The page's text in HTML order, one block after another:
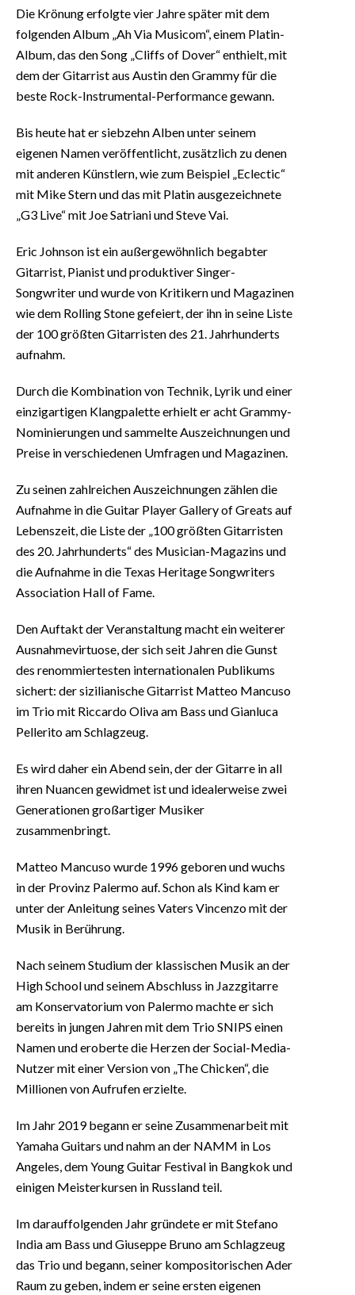
Die Krönung erfolgte vier Jahre später mit dem
folgenden Album „Ah Via Musicom“, einem Platin-
Album, das den Song „Cliffs of Dover“ enthielt, mit
dem der Gitarrist aus Austin den Grammy für die
beste Rock-Instrumental-Performance gewann.
Bis heute hat er siebzehn Alben unter seinem
eigenen Namen veröffentlicht, zusätzlich zu denen
mit anderen Künstlern, wie zum Beispiel „Eclectic“
mit Mike Stern und das mit Platin ausgezeichnete
„G3 Live“ mit Joe Satriani und Steve Vai.
Eric Johnson ist ein außergewöhnlich begabter
Gitarrist, Pianist und produktiver Singer-
Songwriter und wurde von Kritikern und Magazinen
wie dem Rolling Stone gefeiert, der ihn in seine Liste
der 100 größten Gitarristen des 21. Jahrhunderts
aufnahm.
Durch die Kombination von Technik, Lyrik und einer
einzigartigen Klangpalette erhielt er acht Grammy-
Nominierungen und sammelte Auszeichnungen und
Preise in verschiedenen Umfragen und Magazinen.
Zu seinen zahlreichen Auszeichnungen zählen die
Aufnahme in die Guitar Player Gallery of Greats auf
Lebenszeit, die Liste der „100 größten Gitarristen
des 20. Jahrhunderts“ des Musician-Magazins und
die Aufnahme in die Texas Heritage Songwriters
Association Hall of Fame.
Den Auftakt der Veranstaltung macht ein weiterer
Ausnahmevirtuose, der sich seit Jahren die Gunst
des renommiertesten internationalen Publikums
sichert: der sizilianische Gitarrist Matteo Mancuso
im Trio mit Riccardo Oliva am Bass und Gianluca
Pellerito am Schlagzeug.
Es wird daher ein Abend sein, der der Gitarre in all
ihren Nuancen gewidmet ist und idealerweise zwei
Generationen großartiger Musiker
zusammenbringt.
Matteo Mancuso wurde 1996 geboren und wuchs
in der Provinz Palermo auf. Schon als Kind kam er
unter der Anleitung seines Vaters Vincenzo mit der
Musik in Berührung.
Nach seinem Studium der klassischen Musik an der
High School und seinem Abschluss in Jazzgitarre
am Konservatorium von Palermo machte er sich
bereits in jungen Jahren mit dem Trio SNIPS einen
Namen und eroberte die Herzen der Social-Media-
Nutzer mit einer Version von „The Chicken“, die
Millionen von Aufrufen erzielte.
Im Jahr 2019 begann er seine Zusammenarbeit mit
Yamaha Guitars und nahm an der NAMM in Los
Angeles, dem Young Guitar Festival in Bangkok und
einigen Meisterkursen in Russland teil.
Im darauffolgenden Jahr gründete er mit Stefano
India am Bass und Giuseppe Bruno am Schlagzeug
das Trio und begann, seiner kompositorischen Ader
Raum zu geben, indem er seine ersten eigenen